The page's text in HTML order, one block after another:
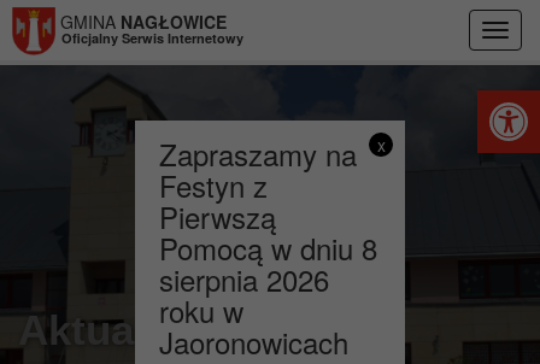
GMINA NAGŁOWICE
Oficjalny Serwis Internetowy
Aktualności
x
Zapraszamy na
Festyn z
Pierwszą
Pomocą w dniu 8
sierpnia 2026
roku w
Jaoronowicach